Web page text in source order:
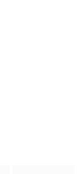
运波折中相互救赎
同一具躯体的人格“刮刮
伶荣筱楠推向不死不休
人、花妖勾魂、
局。一桩401部队的神秘
院的奇女子。十年前